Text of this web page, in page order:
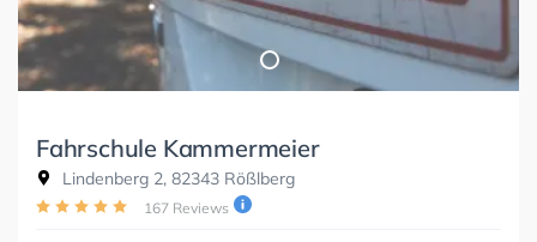
Fahrschule Kammermeier
Lindenberg 2, 82343 Rößlberg
167 Reviews